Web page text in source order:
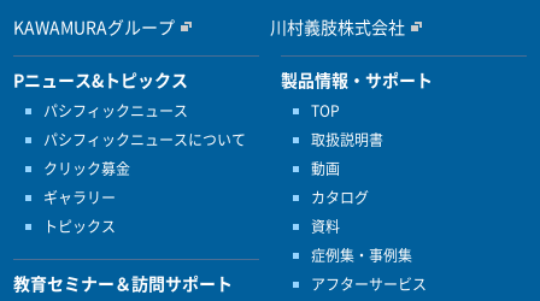
KAWAMURAグループ 川村義肢株式会社
Pニュース&トピックス
パシフィックニュース
パシフィックニュースについて
クリック募金
ギャラリー
トピックス
教育セミナー＆訪問サポート
製品情報・サポート
TOP
取扱説明書
動画
カタログ
資料
症例集・事例集
アフターサービス